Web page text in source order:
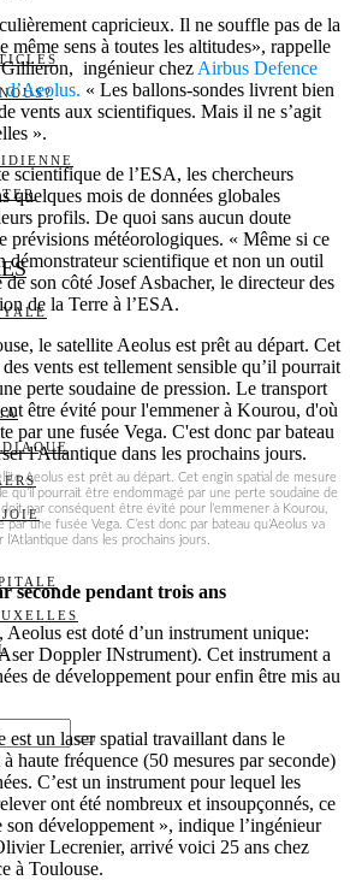
capricieux. Il ne souffle pas de la
même sens à toutes les altitudes», rappelle
ingénieur chez Airbus Defence
d’Aeolus. « Les ballons-sondes livrent bien
vents aux scientifiques. Mais il ne s’agit
».
scientifique de l’ESA, les chercheurs
quelques mois de données globales
profils. De quoi sans aucun doute
prévisions météorologiques. « Même si ce
démonstrateur scientifique et non un outil
son côté Josef Asbacher, le directeur des
de la Terre à l’ESA.
Aeolus est prêt au départ. Cet engin spatial de mesure
qu’il pourrait être endommagé par une perte soudaine de
par conséquent être évité pour l’emmener à Kourou,
par une fusée Vega. C’est donc par bateau qu’Aeolus va
dans les prochains jours.
seconde pendant trois ans
est doté d’un instrument unique:
Doppler INstrument). Cet instrument a
de développement pour enfin être mis au
est un laser spatial travaillant dans le
haute fréquence (50 mesures par seconde)
C’est un instrument pour lequel les
ont été nombreux et insoupçonnés, ce
développement », indique l’ingénieur
Lecrenier, arrivé voici 25 ans chez
à Toulouse.